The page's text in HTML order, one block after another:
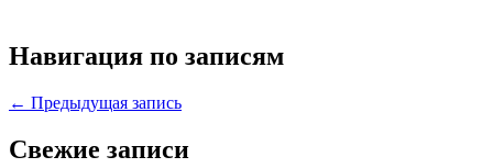
Навигация по записям
← Предыдущая запись
Свежие записи